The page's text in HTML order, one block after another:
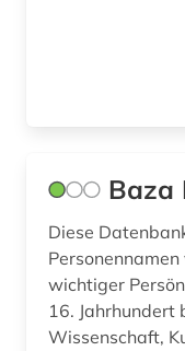
rockmusik (2)
rudolf (1)
russland (1)
Baza
Diese
wichtiger
16. Jahrhundert
Wissenschaft,